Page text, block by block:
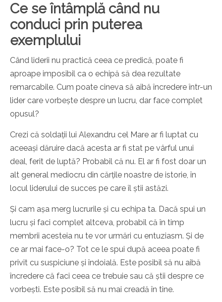
Ce se întâmplă când nu
conduci prin puterea
exemplului
Când liderii nu practică ceea ce predică, poate fi
aproape imposibil ca o echipă să dea rezultate
remarcabile. Cum poate cineva să aibă încredere într-un
lider care vorbește despre un lucru, dar face complet
opusul?
Crezi că soldații lui Alexandru cel Mare ar fi luptat cu
aceeași dăruire dacă acesta ar fi stat pe vârful unui
deal, ferit de luptă? Probabil că nu. El ar fi fost doar un
alt general mediocru din cărțile noastre de istorie, în
locul liderului de succes pe care îl știi astăzi.
Și cam așa merg lucrurile și cu echipa ta. Dacă spui un
lucru și faci complet altceva, probabil că în timp
membrii acesteia nu te vor urmări cu entuziasm. Și de
ce ar mai face-o? Tot ce le spui după aceea poate fi
privit cu suspiciune și îndoială. Este posibil să nu aibă
încredere că faci ceea ce trebuie sau că știi despre ce
vorbești. Este posibil să nu mai creadă în tine.